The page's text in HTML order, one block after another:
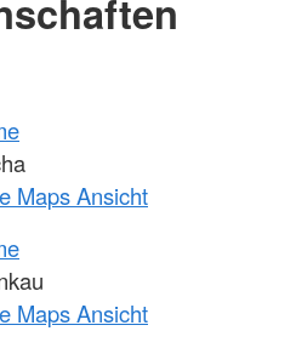
Maps Ansicht
Maps Ansicht